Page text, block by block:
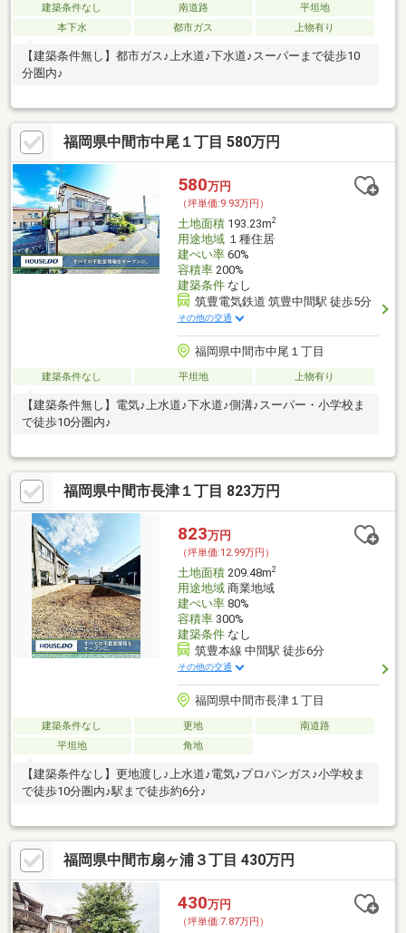
建築条件なし 南道路
平坦地
本下水
都市ガス 上物有り
【建築条件無し】都市ガス♪上水道♪下水道♪スーパーまで徒歩10
分圏内♪
福岡県中間市中尾１丁目 580万円
580万円
（坪単価:9.93万円）
土地面積193.23m2
用途地域１種住居
建ぺい率60%
容積率200%
建築条件なし
筑豊電気鉄道 筑豊中間駅 徒歩5分
その他の交通
福岡県中間市中尾１丁目
建築条件なし 平坦地 上物有り
【建築条件無し】電気♪上水道♪下水道♪側溝♪スーパー・小学校ま
で徒歩10分圏内♪
福岡県中間市長津１丁目 823万円
823万円
（坪単価:12.99万円）
土地面積209.48m2
用途地域商業地域
建ぺい率80%
容積率300%
建築条件なし
筑豊本線 中間駅 徒歩6分
その他の交通
福岡県中間市長津１丁目
建築条件なし 更地
南道路
平坦地
角地
【建築条件なし】更地渡し♪上水道♪電気♪プロパンガス♪小学校ま
で徒歩10分圏内♪駅まで徒歩約6分♪
福岡県中間市扇ヶ浦３丁目 430万円
430万円
（坪単価:7.87万円）